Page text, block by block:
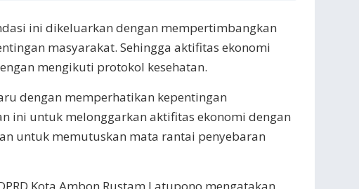
ini dikeluarkan dengan mempertimbangkan
masyarakat. Sehingga aktifitas ekonomi
mengikuti protokol kesehatan.
dengan memperhatikan kepentingan
ini untuk melonggarkan aktifitas ekonomi dengan
untuk memutuskan mata rantai penyebaran